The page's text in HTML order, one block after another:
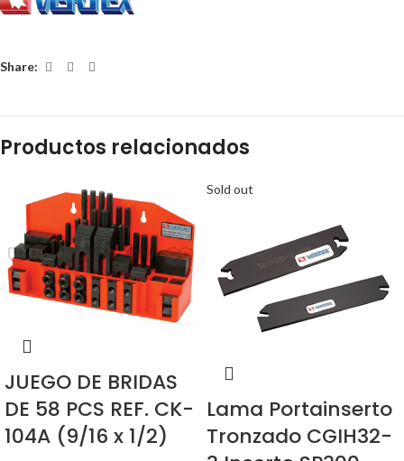
Share:
Productos relacionados
JUEGO DE BRIDAS
DE 58 PCS REF. CK-
104A (9/16 x 1/2)
Sold out
Lama Portainserto
Tronzado CGIH32-